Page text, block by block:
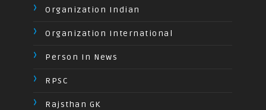
Organization Indian
Organization International
Person In News
RPSC
Rajsthan GK